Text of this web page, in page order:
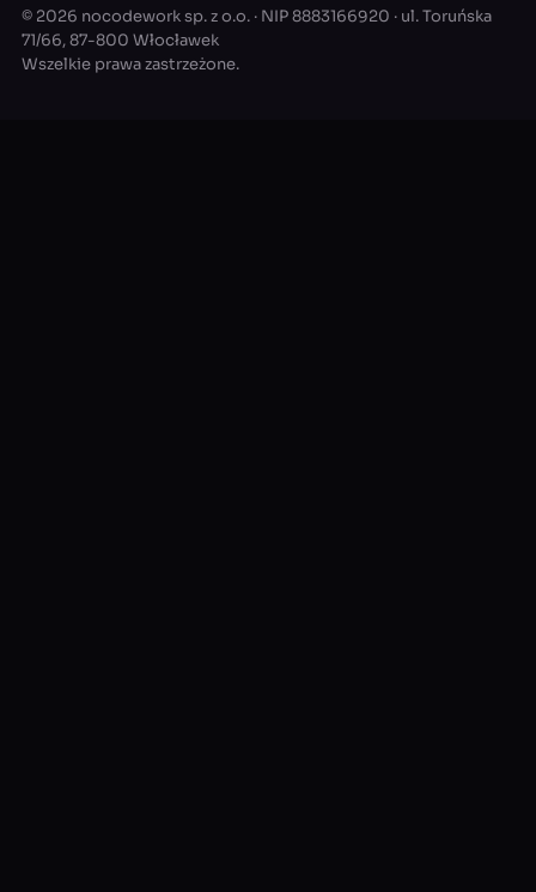
© 2026 nocodework sp. z o.o. · NIP 8883166920 · ul. Toruńska
71/66, 87-800 Włocławek
Wszelkie prawa zastrzeżone.